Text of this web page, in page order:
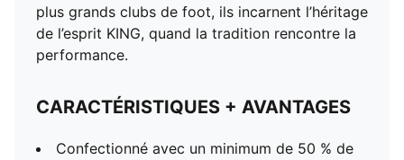
plus grands clubs de foot, ils incarnent l’héritage
de l’esprit KING, quand la tradition rencontre la
performance.
CARACTÉRISTIQUES + AVANTAGES
Confectionné avec un minimum de 50 % de